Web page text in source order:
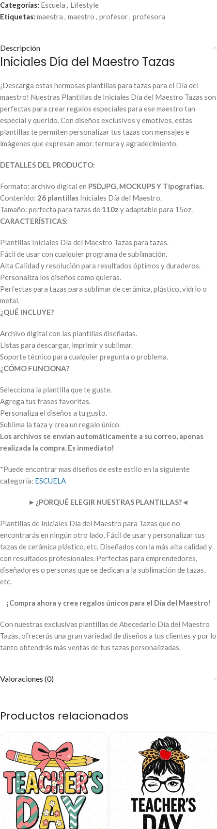
Categorías: Escuela , Lifestyle
Etiquetas: maestra , maestro , profesor, profesora
Descripción
Iniciales Día del Maestro Tazas
¡Descarga estas hermosas plantillas para tazas para el Día del
maestro! Nuestras Plantillas de Iniciales Día del Maestro Tazas son
perfectas para crear regalos especiales para ese maestro tan
especial y querido. Con diseños exclusivos y emotivos, estas
plantillas te permiten personalizar tus tazas con mensajes e
imágenes que expresan amor, ternura y agradecimiento.
DETALLES DEL PRODUCTO:
Formato: archivo digital en PSD,JPG, MOCKUPS Y Tipografías.
Contenido: 26 plantillas Iniciales Día del Maestro.
Tamaño: perfecta para tazas de 110z y adaptable para 15oz.
CARACTERÍSTICAS:
Plantillas Iniciales Día del Maestro Tazas para tazas.
Fácil de usar con cualquier programa de sublimación.
Alta Calidad y resolución para resultados óptimos y duraderos.
Personaliza los diseños como quieras.
Perfectas para tazas para sublimar de cerámica, plástico, vidrio o
metal.
¿QUÉ INCLUYE?
Archivo digital con las plantillas diseñadas.
Listas para descargar, imprimir y sublimar.
Soporte técnico para cualquier pregunta o problema.
¿CÓMO FUNCIONA?
Selecciona la plantilla que te guste.
Agrega tus frases favoritas.
Personaliza el diseños a tu gusto.
Sublima la taza y crea un regalo único.
Los archivos se envían automáticamente a su correo, apenas
realizada la compra. Es inmediato!
*Puede encontrar mas diseños de este estilo en la siguiente
categoría: ESCUELA
► ¿PORQUÉ ELEGIR NUESTRAS PLANTILLAS?◄
Plantillas de Iniciales Día del Maestro para Tazas que no
encontrarás en ningún otro lado, Fácil de usar y personalizar tus
tazas de cerámica plástico, etc. Diseñados con la más alta calidad y
con resultados profesionales. Perfectas para emprendedores,
diseñadores o personas que se dedican a la sublimación de tazas,
etc.
¡Compra ahora y crea regalos únicos para el Día del Maestro!
Con nuestras exclusivas plantillas de Abecedario Día del Maestro
Tazas, ofrecerás una gran variedad de diseños a tus clientes y por lo
tanto obtendrás más ventas de tus tazas personalizadas.
Valoraciones (0)
Productos relacionados